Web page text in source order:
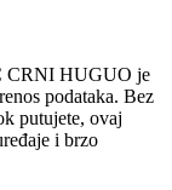
CRNI HUGUO je
podataka. Bez
putujete, ovaj
i brzo